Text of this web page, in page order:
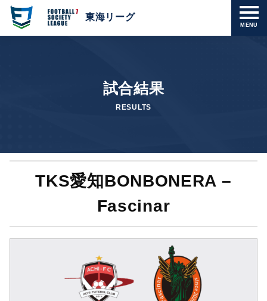
MENU
東海リーグ
試合結果
RESULTS
TKS愛知BONBONERA –
Fascinar